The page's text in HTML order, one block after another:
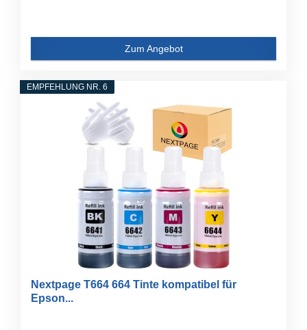
Zum Angebot
EMPFEHLUNG NR. 6
Nextpage T664 664 Tinte kompatibel für
Epson...